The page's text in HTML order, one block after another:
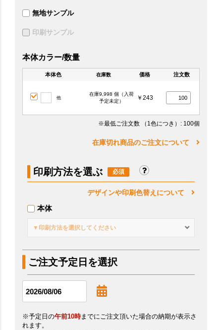
無地サンプル
印刷サンプル
本体カラー/数量
本体色 在庫数 価格 注文数
他
在庫9,998 個（入荷
予定未定）
￥243
※最低ご注文数 （1色につき） : 100個
在庫切れ商品のご注文について
印刷方法を選ぶ
デザインや印刷色替えについて
本体
▼印刷方法を選択してください
ご注文予定日を選択
※予定日の午前10時までにご注文頂いた場合の納期が表示さ
れます。